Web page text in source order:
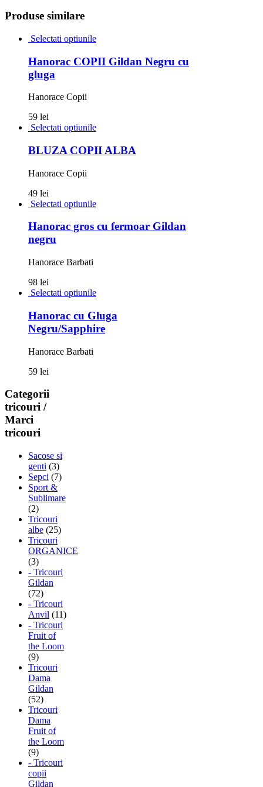
Produse similare
Selectati optiunile
Hanorac COPII Gildan Negru cu
gluga
Hanorace Copii
59 lei
Selectati optiunile
BLUZA COPII ALBA
Hanorace Copii
49 lei
Selectati optiunile
Hanorac gros cu fermoar Gildan
negru
Hanorace Barbati
98 lei
Selectati optiunile
Hanorac cu Gluga
Negru/Sapphire
Hanorace Barbati
59 lei
Categorii
tricouri /
Marci
tricouri
Sacose si
genti (3)
Sepci (7)
Sport &
Sublimare
(2)
Tricouri
albe (25)
Tricouri
ORGANICE
(3)
- Tricouri
Gildan
(72)
- Tricouri
Anvil (11)
- Tricouri
Fruit of
the Loom
(9)
Tricouri
Dama
Gildan
(52)
Tricouri
Dama
Fruit of
the Loom
(9)
- Tricouri
copii
Gildan